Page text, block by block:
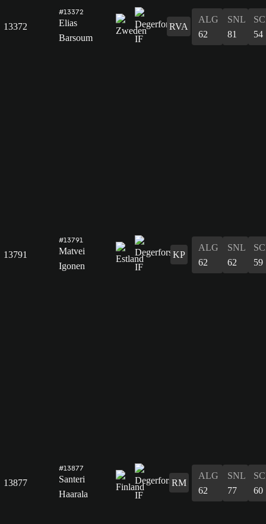
13372
#13372
Elias
Barsoum
RVA
ALG
62
SNL
81
54
13791
#13791
Matvei
Igonen
KP
ALG
62
SNL
62
59
13877
#13877
Santeri
Haarala
RM
ALG
62
SNL
77
60